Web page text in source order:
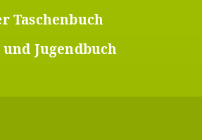
Taschenbuch
Jugendbuch